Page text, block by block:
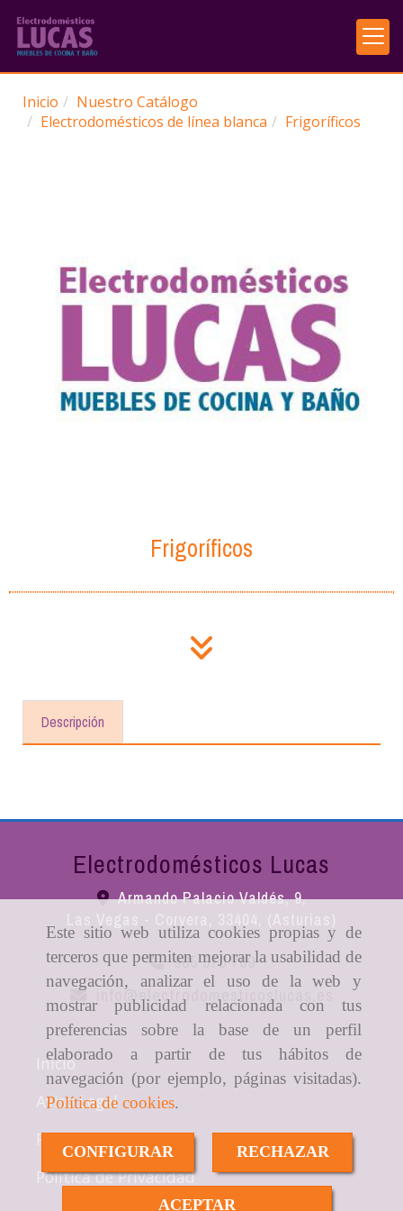
Este sitio web utiliza cookies propias y de
terceros que permiten mejorar la usabilidad de
navegación, analizar el uso de la web y
mostrar publicidad relacionada con tus
preferencias sobre la base de un perfil
elaborado a partir de tus hábitos de
navegación (por ejemplo, páginas visitadas).
Política de cookies.
CONFIGURAR RECHAZAR
ACEPTAR
Inicio
Nuestro Catálogo
Electrodomésticos de línea blanca
Frigoríficos
Frigoríficos
Descripción
Electrodomésticos Lucas
Armando Palacio Valdés, 9,
Las Vegas - Corvera, 33404, (Asturias)
985 570 709
electrodomesticoslucas.es
Inicio
Aviso Legal
Política de cookies
Política de Privacidad